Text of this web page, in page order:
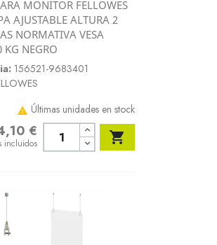
Vista rápida
MONITOR FELLOWES
AJUSTABLE ALTURA 2
NORMATIVA VESA
KG NEGRO
156521-9683401
 Últimas unidades en stock
€
incluidos 